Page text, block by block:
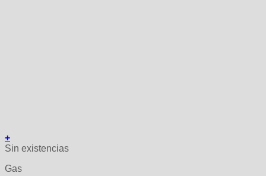
+
Sin existencias
Gas